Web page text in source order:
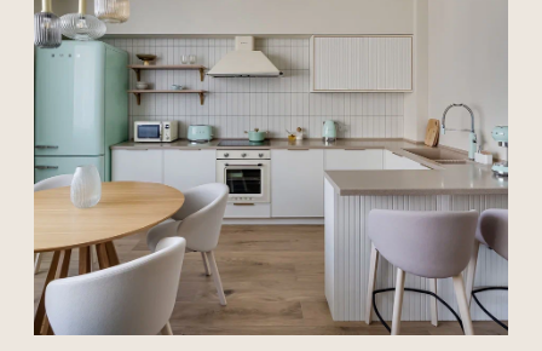
Разработка сайта
Политика в отношении
пользовательских данных
Услуги
Проекты
{ Whats App }
{ Telegram }
{ Связаться }
2025 Все права защищены